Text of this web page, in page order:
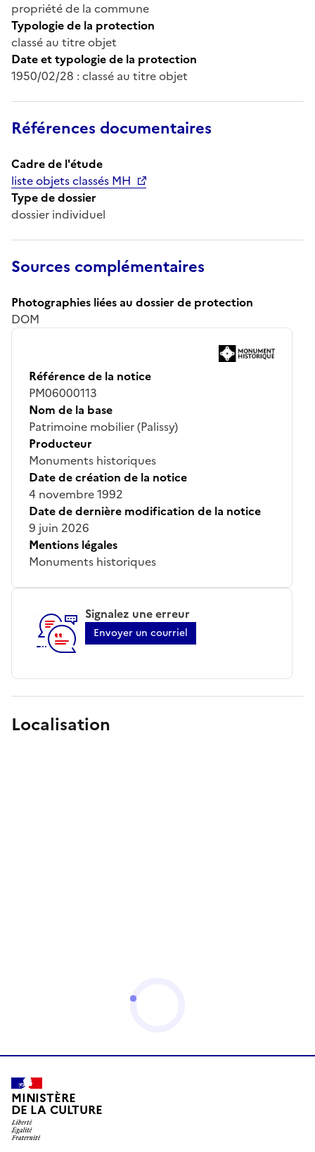
propriété de la commune
Typologie de la protection
classé au titre objet
Date et typologie de la protection
1950/02/28 : classé au titre objet
Références documentaires
Cadre de l'étude
liste objets classés MH
Type de dossier
dossier individuel
Sources complémentaires
Photographies liées au dossier de protection
DOM
Référence de la notice
PM06000113
Nom de la base
Patrimoine mobilier (Palissy)
Producteur
Monuments historiques
Date de création de la notice
4 novembre 1992
Date de dernière modification de la notice
9 juin 2026
Mentions légales
Monuments historiques
Signalez une erreur
Envoyer un courriel
Localisation
MINISTÈRE
DE LA CULTURE